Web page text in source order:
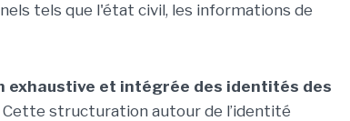
tels que l'état civil, les informations de
exhaustive et intégrée des identités des
Cette structuration autour de l’identité